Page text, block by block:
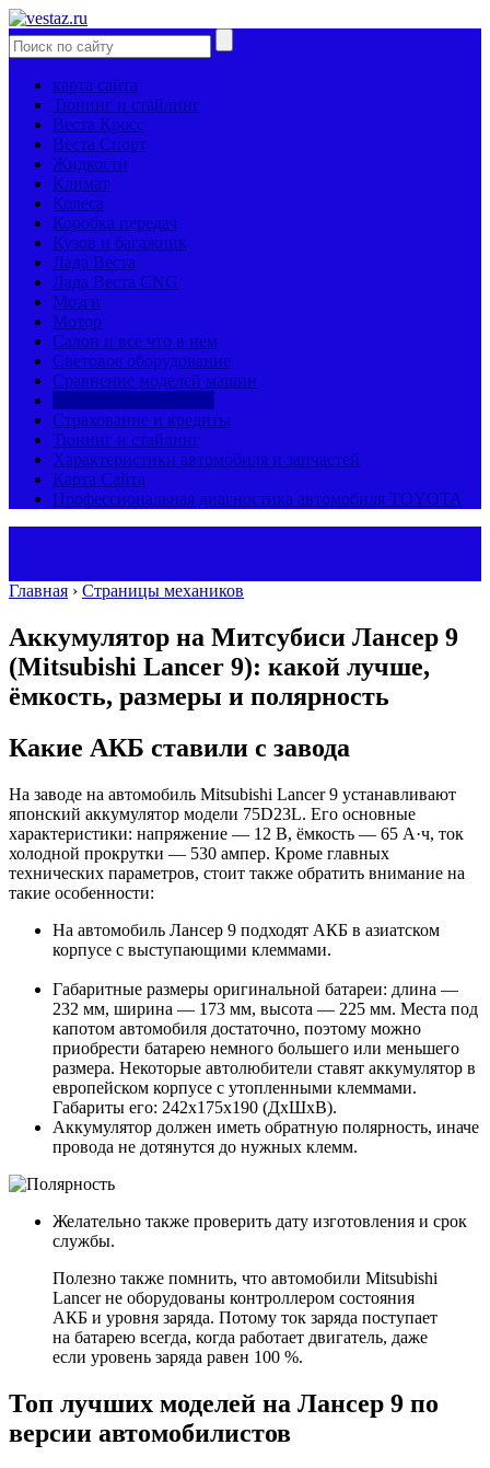
карта сайта
Тюнинг и стайлинг
Веста Кросс
Веста Спорт
Жидкости
Климат
Колеса
Коробка передач
Кузов и багажник
Лада Веста
Лада Веста CNG
Мозги
Мотор
Салон и все что в нем
Световое оборудование
Сравнение моделей машин
Страхование и кредиты
Тюнинг и стайлинг
Характеристики автомобиля и запчастей
Карта Сайта
Профессиональная диагностика автомобиля TOYOTA
Главная › Страницы механиков
Аккумулятор на Митсубиси Лансер 9
(Mitsubishi Lancer 9): какой лучше,
ёмкость, размеры и полярность
Какие АКБ ставили с завода
На заводе на автомобиль Mitsubishi Lancer 9 устанавливают
японский аккумулятор модели 75D23L. Его основные
характеристики: напряжение — 12 В, ёмкость — 65 А·ч, ток
холодной прокрутки — 530 ампер. Кроме главных
технических параметров, стоит также обратить внимание на
такие особенности:
На автомобиль Лансер 9 подходят АКБ в азиатском
корпусе с выступающими клеммами.
Габаритные размеры оригинальной батареи: длина —
232 мм, ширина — 173 мм, высота — 225 мм. Места под
капотом автомобиля достаточно, поэтому можно
приобрести батарею немного большего или меньшего
размера. Некоторые автолюбители ставят аккумулятор в
европейском корпусе с утопленными клеммами.
Габариты его: 242х175х190 (ДхШхВ).
Аккумулятор должен иметь обратную полярность, иначе
провода не дотянутся до нужных клемм.
Желательно также проверить дату изготовления и срок
службы.
Полезно также помнить, что автомобили Mitsubishi
Lancer не оборудованы контроллером состояния
АКБ и уровня заряда. Потому ток заряда поступает
на батарею всегда, когда работает двигатель, даже
если уровень заряда равен 100 %.
Топ лучших моделей на Лансер 9 по
версии автомобилистов